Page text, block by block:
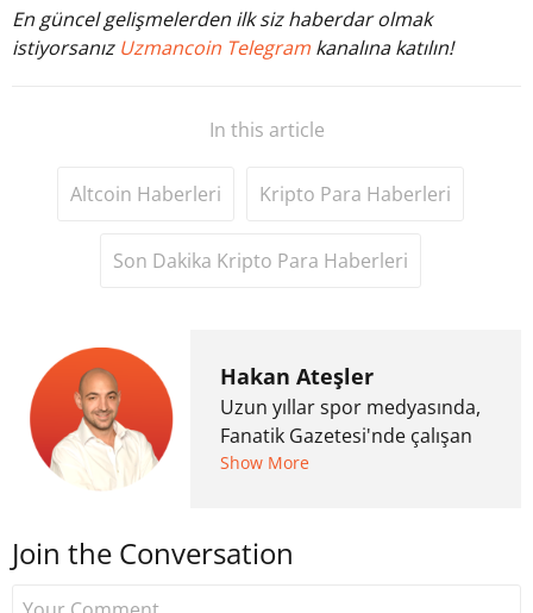
En güncel gelişmelerden ilk siz haberdar olmak
istiyorsanız Uzmancoin Telegram kanalına katılın!
In this article
Altcoin Haberleri Kripto Para Haberleri
Son Dakika Kripto Para Haberleri
Hakan Ateşler
Uzun yıllar spor medyasında,
Fanatik Gazetesi'nde çalışan
Hakan Ateşler, 2020 yılında
Uzmancoin bünyesinde
Show More
Join the Conversation